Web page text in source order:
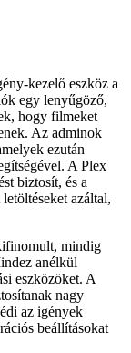
kezelő eszköz a
egy lenyűgöző,
hogy filmeket
Az adminok
ezután
A Plex
biztosít, és a
azáltal,
mindig
anélkül
eszközöket. A
nagy
az igények
beállításokat